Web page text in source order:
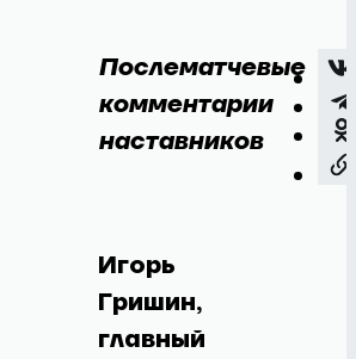
Послематчевые
комментарии
наставников
Игорь
Гришин,
главный